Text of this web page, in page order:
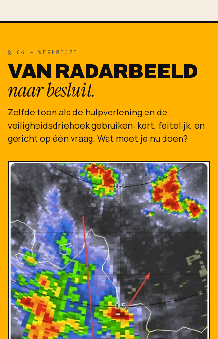
§ 04 — WERKWIJZE
VAN RADARBEELD
naar besluit.
Zelfde toon als de hulpverlening en de
veiligheidsdriehoek gebruiken: kort, feitelijk, en
gericht op één vraag. Wat moet je nu doen?